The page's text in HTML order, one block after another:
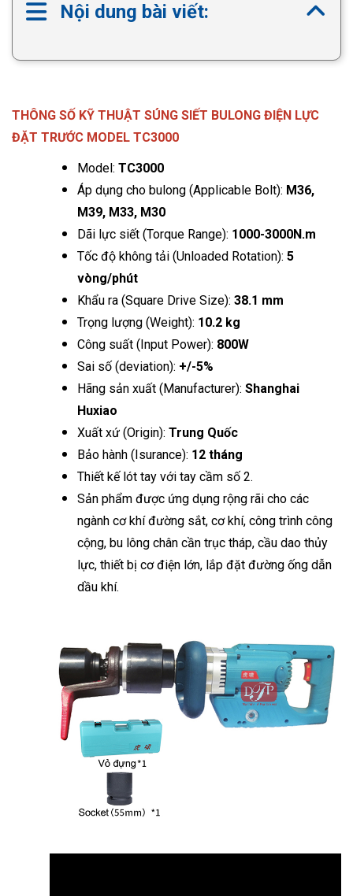
Nội dung bài viết:
THÔNG SỐ KỸ THUẬT SÚNG SIẾT BULONG ĐIỆN LỰC
ĐẶT TRƯỚC MODEL TC3000
Model: TC3000
Áp dụng cho bulong (Applicable Bolt): M36,
M39, M33, M30
Dãi lực siết (Torque Range): 1000-3000N.m
Tốc độ không tải (Unloaded Rotation): 5
vòng/phút
Khẩu ra (Square Drive Size): 38.1 mm
Trọng lượng (Weight): 10.2 kg
Công suất (Input Power): 800W
Sai số (deviation): +/-5%
Hãng sản xuất (Manufacturer): Shanghai
Huxiao
Xuất xứ (Origin): Trung Quốc
Bảo hành (Isurance): 12 tháng
Thiết kế lót tay với tay cầm số 2.
Sản phẩm được ứng dụng rộng rãi cho các
ngành cơ khí đường sắt, cơ khí, công trình công
cộng, bu lông chân cần trục tháp, cầu dao thủy
lực, thiết bị cơ điện lớn, lắp đặt đường ống dẫn
dầu khí.